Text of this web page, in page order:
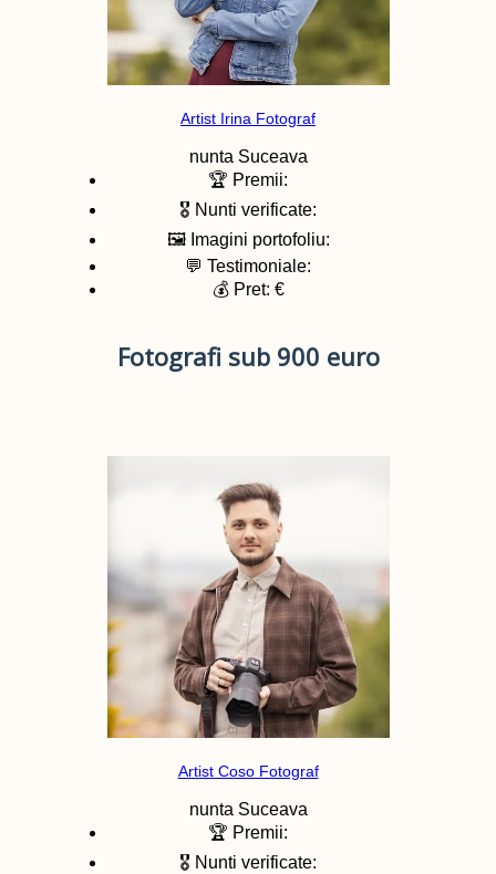
Artist Irina Fotograf
nunta Suceava
🏆 Premii:
🎖️ Nunti verificate:
🖼️ Imagini portofoliu:
💬 Testimoniale:
💰 Pret: €
Fotografi sub 900 euro
Artist Coso Fotograf
nunta Suceava
🏆 Premii:
🎖️ Nunti verificate: